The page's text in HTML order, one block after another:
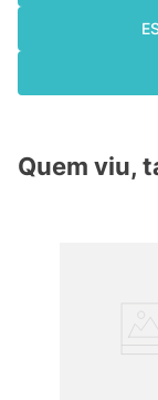
Quem viu,